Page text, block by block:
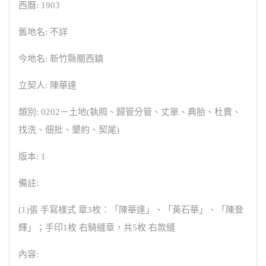
西曆: 1903
舊地名: 不詳
今地名: 新竹縣關西鎮
立契人: 陳華達
類別: 0202－土地(執照、歸管分管、丈單、典胎、杜賣、
找洗、佃批、墾約、契尾)
版本: 1
備註:
(1)張 手寫樣式 章3枚：「陳華達」、「黃石華」、「陳登
輝」；手印1枚 右騎縫章，共5枚 右款縫
內容: